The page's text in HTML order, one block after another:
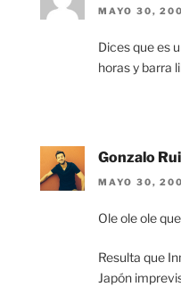
MAYO 30,
Dices que es
horas y barra
Gonzalo
MAYO 30,
Ole ole ole
Resulta que
Japón